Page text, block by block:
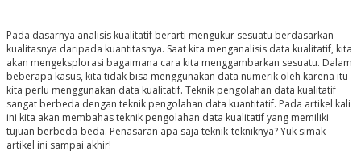
Pada dasarnya analisis kualitatif berarti mengukur sesuatu berdasarkan
kualitasnya daripada kuantitasnya. Saat kita menganalisis data kualitatif, kita
akan mengeksplorasi bagaimana cara kita menggambarkan sesuatu. Dalam
beberapa kasus, kita tidak bisa menggunakan data numerik oleh karena itu
kita perlu menggunakan data kualitatif. Teknik pengolahan data kualitatif
sangat berbeda dengan teknik pengolahan data kuantitatif. Pada artikel kali
ini kita akan membahas teknik pengolahan data kualitatif yang memiliki
tujuan berbeda-beda. Penasaran apa saja teknik-tekniknya? Yuk simak
artikel ini sampai akhir!